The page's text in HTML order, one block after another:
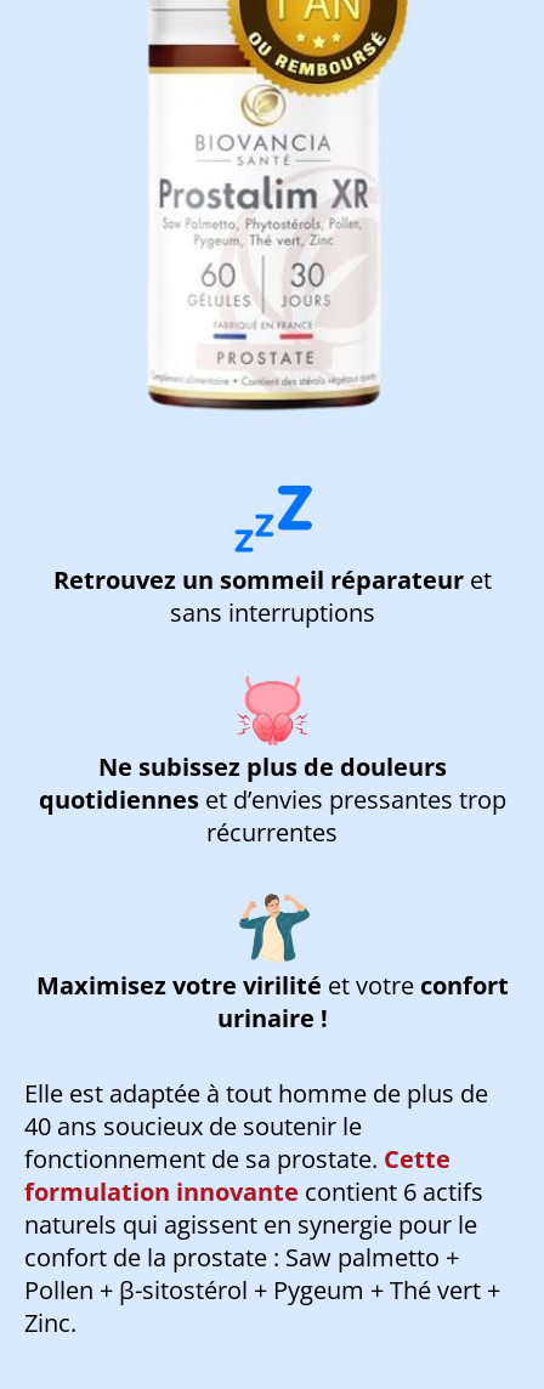
Retrouvez un sommeil réparateuret
sans interruptions
Ne subissez plus de douleurs
quotidiennes et d’envies pressantes trop
récurrentes
Maximisez votre virilité et votreconfort
urinaire !
Elle est adaptée à tout homme de plus de
40 ans soucieux de soutenir le
fonctionnement de sa prostate. Cette
formulation innovante contient 6 actifs
naturels qui agissent en synergie pour le
confort de la prostate : Saw palmetto +
Pollen + β-sitostérol + Pygeum + Thé vert +
Zinc.